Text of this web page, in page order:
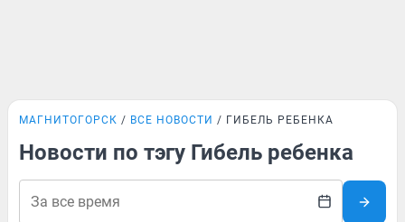
МАГНИТОГОРСК ВСЕ НОВОСТИ ГИБЕЛЬ РЕБЕНКА
Новости по тэгу Гибель ребенка